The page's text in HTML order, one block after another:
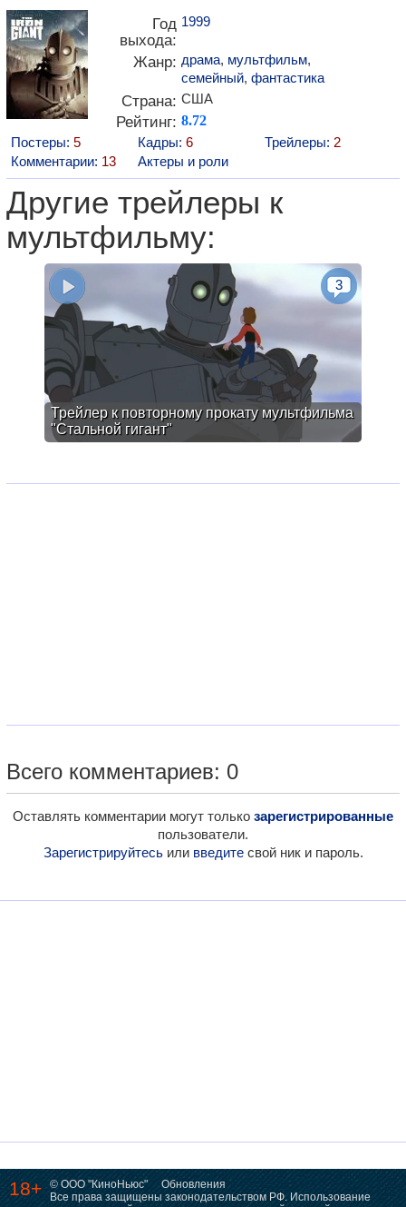
Год
выхода:
1999
Жанр: драма, мультфильм,
семейный, фантастика
Страна: США
Рейтинг: 8.72
Постеры: 5 Кадры: 6 Трейлеры: 2
Комментарии: 13 Актеры и роли
Другие трейлеры к
мультфильму:
Трейлер к повторному прокату мультфильма
"Стальной гигант"
3
Всего комментариев: 0
Оставлять комментарии могут только зарегистрированные
пользователи.
Зарегистрируйтесьили введитесвой ник и пароль.
18+ © ООО "КиноНьюс"
Обновления
Все права защищены законодательством РФ. Использование